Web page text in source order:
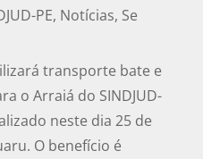
PE, Notícias, Se
transporte bate e
o Arraiá do SINDJUD-
neste dia 25 de
O benefício é